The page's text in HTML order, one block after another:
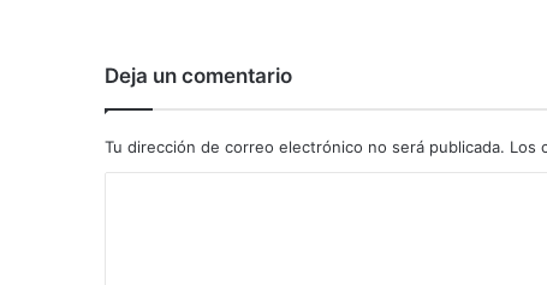
Deja un comentario
Tu dirección de correo electrónico no será publicada. Los